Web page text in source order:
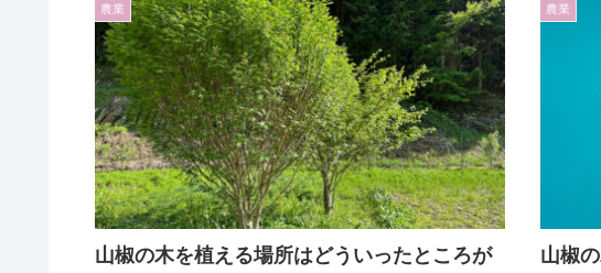
農業
山椒の木を植える場所はどういったところが
農業
山椒